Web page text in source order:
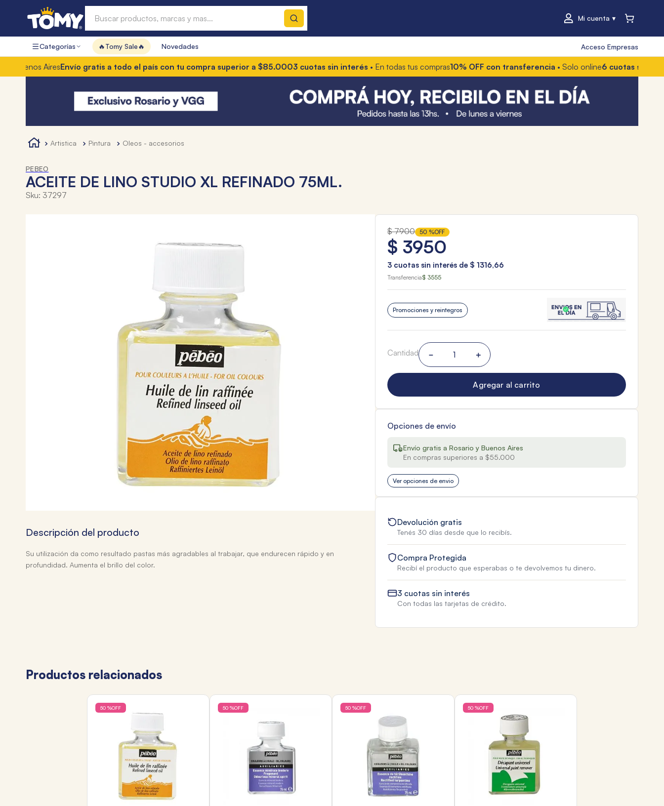
Mi cuenta
Categorías 🔥Tomy Sale🔥 Novedades Acceso Empresas
AiresEnvío gratis a todo el país con tu compra superior a $85.0003 cuotas sin interés• En todas tus compras10% OFF con transferencia• Solo online6 cuotas sin interés
artistica pintura oleos - accesorios
PEBEO
ACEITE DE LINO STUDIO XL REFINADO 75ML.
Sku: 37297
Descripción del producto
Su utilización da como resultado pastas más agradables al trabajar, que endurecen rápido y en
profundidad. Aumenta el brillo del color.
$ 7900 50 %OFF
$ 3950
3cuotas sin interés de $ 1316,66
Transferencia$ 3555
Promociones y reintegros
Cantidad ＋
－
Agregar al carrito
Opciones de envío
Envío gratis a Rosario y Buenos Aires
En compras superiores a $55.000
Ver opciones de envio
Devolución gratis
Tenés 30 días desde que lo recibís.
Compra Protegida
Recibí el producto que esperabas o te devolvemos tu dinero.
3 cuotas sin interés
Con todas las tarjetas de crédito.
Productos relacionados
50 %OFF 50 %OFF 50 %OFF 50 %OFF
Términos más buscados
1.
hot wheels
mochilas
mochila
4. toy story